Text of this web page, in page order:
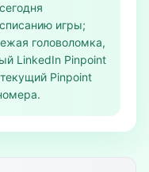
игры;
головоломка,
LinkedIn Pinpoint
Pinpoint